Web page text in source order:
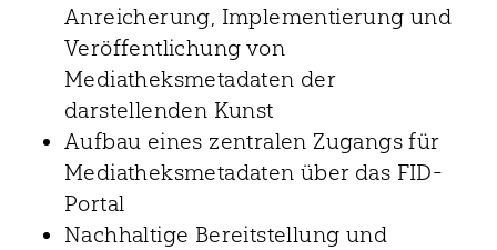
Anreicherung, Implementierung und
Veröffentlichung von
Mediatheksmetadaten der
darstellenden Kunst
Aufbau eines zentralen Zugangs für
Mediatheksmetadaten über das FID-
Portal
Nachhaltige Bereitstellung und